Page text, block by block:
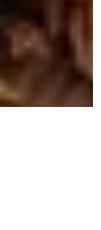
la